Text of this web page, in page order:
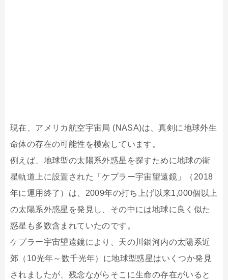
現在、アメリカ航空宇宙局 (NASA)は、真剣に地球外生
命体の存在の可能性を模索しています。
例えば、地球型の太陽系外惑星を探すために地球の衛
星軌道上に設置された「ケプラー宇宙望遠鏡」（2018
年に運用終了）は、2009年の打ち上げ以来1,000個以上
の太陽系外惑星を発見し、その中には地球に良く似た
惑星も多数含まれていたのです。
ケプラー宇宙望遠鏡により、天の川銀河内の太陽系近
郊（10光年～数千光年）に地球型惑星はいくつか発見
されましたが、残念ながらそこに生命の存在がいると